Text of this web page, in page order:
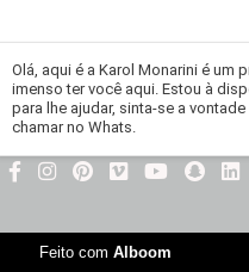
MONARINI/
Olá, aqui é a Karol Monarini é um
imenso ter você aqui. Estou à
para lhe ajudar, sinta-se a vontade
chamar no Whats.
Feito com Alboom